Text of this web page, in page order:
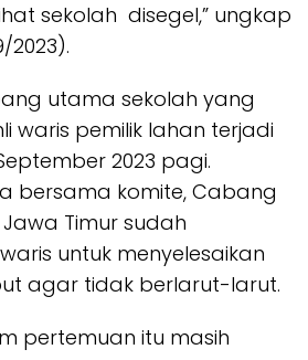
sekolah disegel,” ungkap
2023).
utama sekolah yang
waris pemilik lahan terjadi
2023 pagi.
bersama komite, Cabang
Timur sudah
untuk menyelesaikan
agar tidak berlarut-larut.
pertemuan itu masih